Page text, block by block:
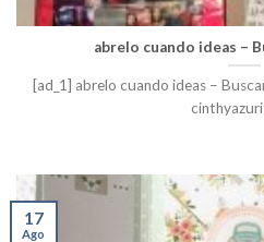
abrelo cuando ideas –
[ad_1] abrelo cuando ideas –
17
Ago